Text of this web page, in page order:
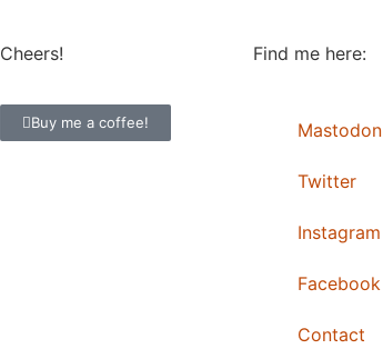
Cheers!
Buy me a coffee!
Find me here:
Mastodon
Twitter
Instagram
Facebook
Contact